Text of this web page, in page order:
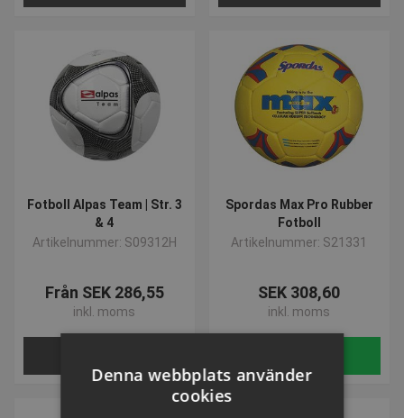
Fotboll Alpas Team | Str. 3
& 4
Artikelnummer: S09312H
Från SEK 286,55
inkl. moms
Spordas Max Pro Rubber
Fotboll
Artikelnummer: S21331
SEK 308,60
inkl. moms
Denna webbplats använder
cookies